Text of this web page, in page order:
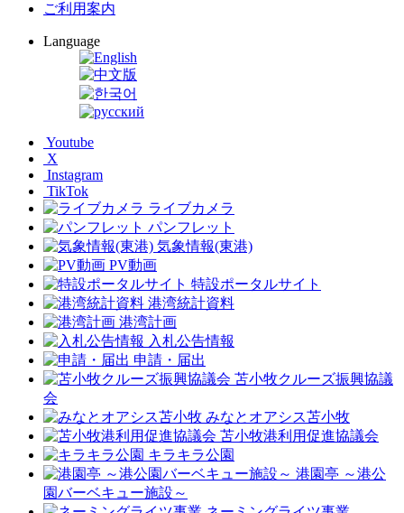
ご利用案内
Language
Youtube
X
Instagram
TikTok
ライブカメラ
パンフレット
気象情報(東港)
PV動画
特設ポータルサイト
港湾統計資料
港湾計画
入札公告情報
申請・届出
苫小牧クルーズ振興協議
会
みなとオアシス苫小牧
苫小牧港利用促進協議会
キラキラ公園
港園亭 ～港公
園バーベキュー施設～